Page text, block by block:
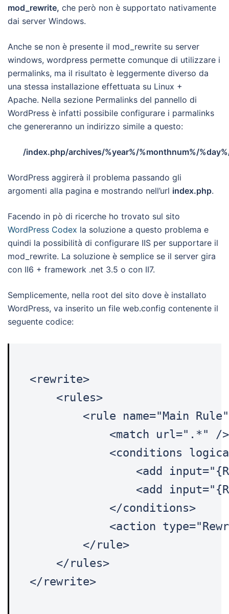
mod_rewrite, che però non è supportato nativamente
dai server Windows.
Anche se non è presente il mod_rewrite su server
windows, wordpress permette comunque di utilizzare i
permalinks, ma il risultato è leggermente diverso da
una stessa installazione effettuata su Linux +
Apache. Nella sezione Permalinks del pannello di
WordPress è infatti possibile configurare i parmalinks
che genereranno un indirizzo simile a questo:
/index.php/archives/%year%/%monthnum%/
WordPress aggirerà il problema passando gli
argomenti alla pagina e mostrando nell’url index.php.
Facendo in pò di ricerche ho trovato sul sito
WordPress Codex la soluzione a questo problema e
quindi la possibilità di configurare IIS per supportare il
mod_rewrite. La soluzione è semplice se il server gira
con II6 + framework .net 3.5 o con II7.
Semplicemente, nella root del sito dove è installato
WordPress, va inserito un file web.config contenente il
seguente codice:
<rewrite>
    <rules>
<rule name="Main
            <match url=".*" />
<conditions
<add
<add
            </conditions>
<action
        </rule>
    </rules>
</rewrite>